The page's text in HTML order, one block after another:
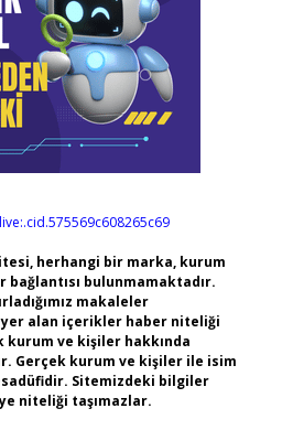
herhangi bir marka, kurum
bulunmamaktadır.
makaleler
yer alan içerikler haber niteliği
kurum ve kişiler hakkında
Gerçek kurum ve kişiler ile isim
Sitemizdeki bilgiler
niteliği taşımazlar.